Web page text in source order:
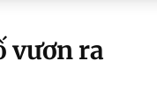
vươn ra